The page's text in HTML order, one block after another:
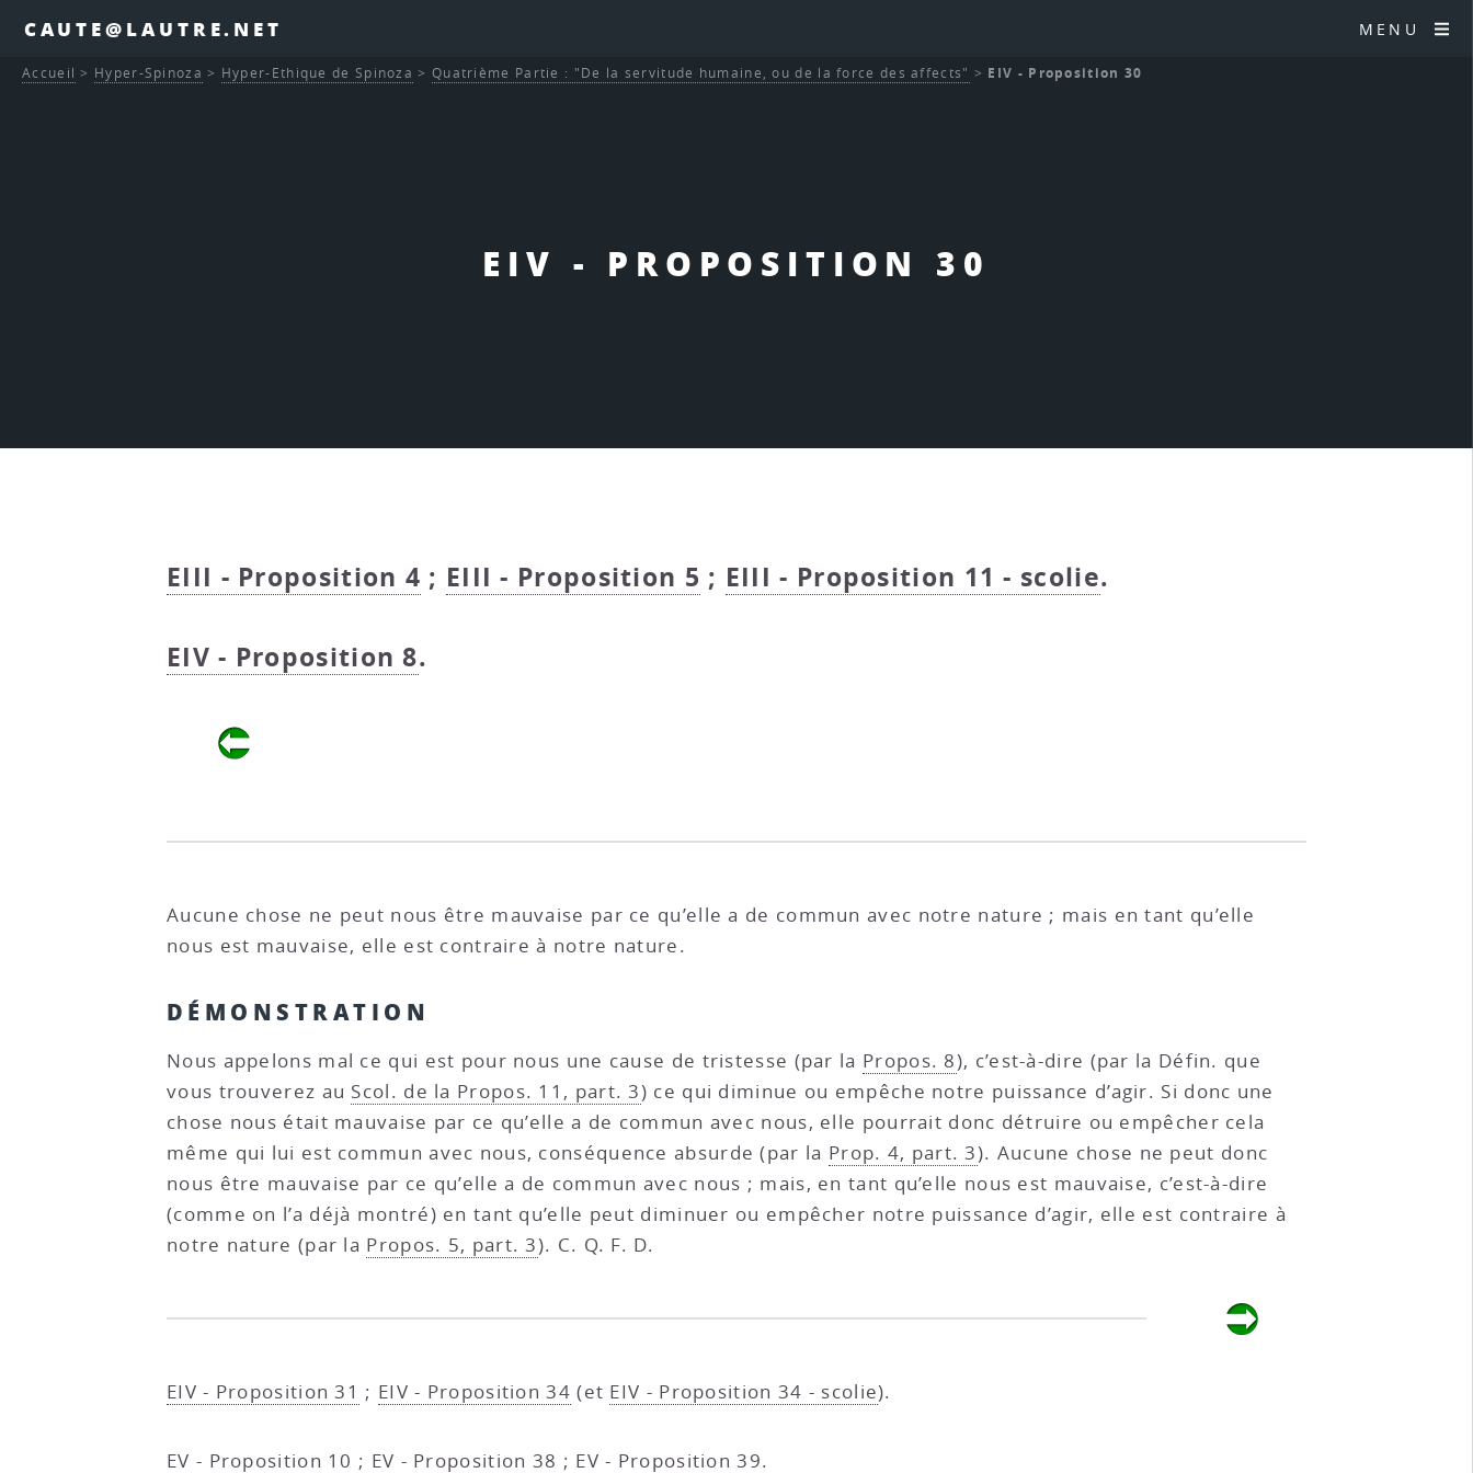
CAUTE@LAUTRE.NET MENU
EIV - PROPOSITION 30
Accueil > Hyper-Spinoza > Hyper-Ethique de Spinoza > Quatrième Partie : "De la servitude humaine, ou de la force des affects" > EIV - Proposition 30
EIII - Proposition 4 ; EIII - Proposition 5 ; EIII - Proposition 11 - scolie.
EIV - Proposition 8.
Aucune chose ne peut nous être mauvaise par ce qu’elle a de commun avec notre nature ; mais en tant qu’elle
nous est mauvaise, elle est contraire à notre nature.
DÉMONSTRATION
Nous appelons mal ce qui est pour nous une cause de tristesse (par la Propos. 8), c’est-à-dire (par la Défin. que
vous trouverez au Scol. de la Propos. 11, part. 3) ce qui diminue ou empêche notre puissance d’agir. Si donc une
chose nous était mauvaise par ce qu’elle a de commun avec nous, elle pourrait donc détruire ou empêcher cela
même qui lui est commun avec nous, conséquence absurde (par la Prop. 4, part. 3). Aucune chose ne peut donc
nous être mauvaise par ce qu’elle a de commun avec nous ; mais, en tant qu’elle nous est mauvaise, c’est-à-dire
(comme on l’a déjà montré) en tant qu’elle peut diminuer ou empêcher notre puissance d’agir, elle est contraire à
notre nature (par la Propos. 5, part. 3). C. Q. F. D.
EIV - Proposition 31 ; EIV - Proposition 34 (et EIV - Proposition 34 - scolie).
EV - Proposition 10 ; EV - Proposition 38 ; EV - Proposition 39.